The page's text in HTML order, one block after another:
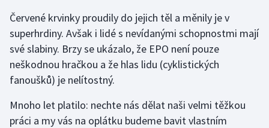
Červené krvinky proudily do jejich těl a měnily je v
superhrdiny. Avšak i lidé s nevídanými schopnostmi mají
své slabiny. Brzy se ukázalo, že EPO není pouze
neškodnou hračkou a že hlas lidu (cyklistických
fanoušků) je nelítostný.
Mnoho let platilo: nechte nás dělat naši velmi těžkou
práci a my vás na oplátku budeme bavit vlastním